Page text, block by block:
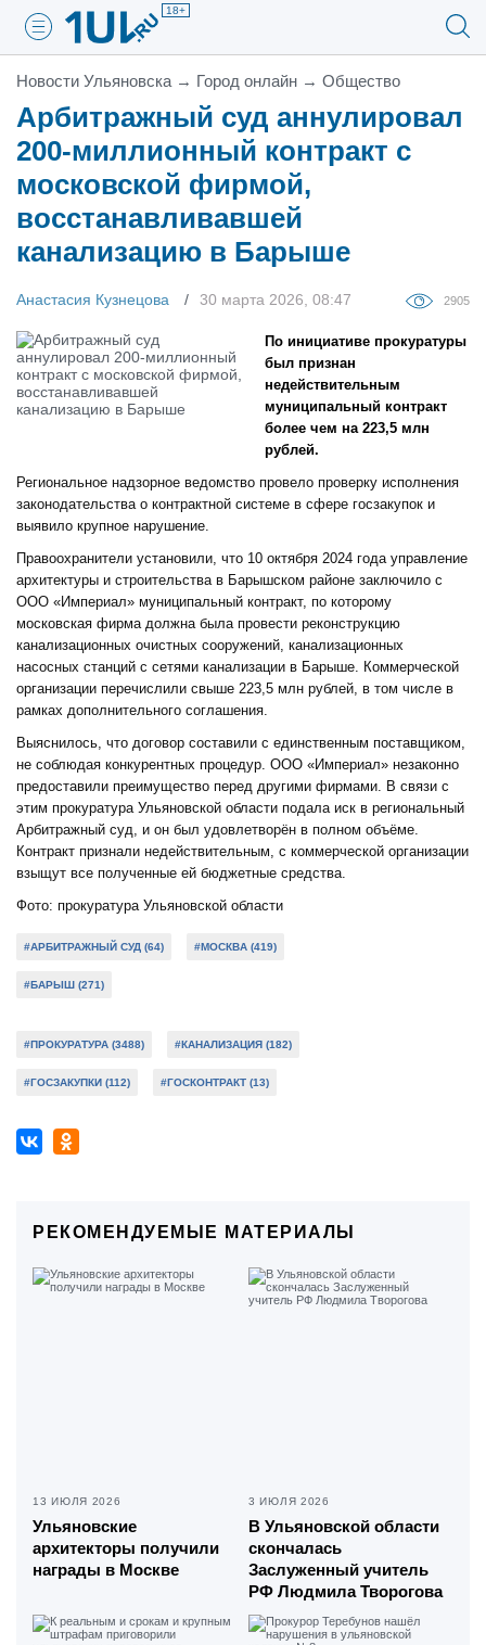
18+
Новости Ульяновска → Город онлайн → Общество
Арбитражный суд аннулировал
200-миллионный контракт с
московской фирмой,
восстанавливавшей
канализацию в Барыше
Анастасия Кузнецова 30 марта 2026, 08:47 2905
По инициативе прокуратуры
был признан
недействительным
муниципальный контракт
более чем на 223,5 млн
рублей.
Региональное надзорное ведомство провело проверку исполнения
законодательства о контрактной системе в сфере госзакупок и
выявило крупное нарушение.
Правоохранители установили, что 10 октября 2024 года управление
архитектуры и строительства в Барышском районе заключило с
ООО «Империал» муниципальный контракт, по которому
московская фирма должна была провести реконструкцию
канализационных очистных сооружений, канализационных
насосных станций с сетями канализации в Барыше. Коммерческой
организации перечислили свыше 223,5 млн рублей, в том числе в
рамках дополнительного соглашения.
Выяснилось, что договор составили с единственным поставщиком,
не соблюдая конкурентных процедур. ООО «Империал» незаконно
предоставили преимущество перед другими фирмами. В связи с
этим прокуратура Ульяновской области подала иск в региональный
Арбитражный суд, и он был удовлетворён в полном объёме.
Контракт признали недействительным, с коммерческой организации
взыщут все полученные ей бюджетные средства.
Фото: прокуратура Ульяновской области
#АРБИТРАЖНЫЙ СУД (64) #МОСКВА (419)
#БАРЫШ (271)
#ПРОКУРАТУРА (3488) #КАНАЛИЗАЦИЯ (182)
#ГОСЗАКУПКИ (112) #ГОСКОНТРАКТ (13)
РЕКОМЕНДУЕМЫЕ МАТЕРИАЛЫ
13 ИЮЛЯ 2026
Ульяновские
архитекторы получили
награды в Москве
3 ИЮЛЯ 2026
В Ульяновской области
скончалась
Заслуженный учитель
РФ Людмила Творогова